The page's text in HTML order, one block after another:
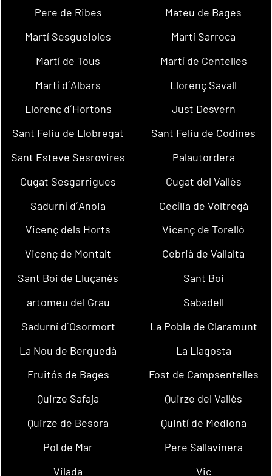
Pere de Ribes
Mateu de Bages
Martí Sesgueioles
Martí Sarroca
Martí de Tous
Martí de Centelles
Martí d´Albars
Llorenç Savall
Llorenç d´Hortons
Just Desvern
Sant Feliu de Llobregat
Sant Feliu de Codines
Sant Esteve Sesrovires
Palautordera
Cugat Sesgarrigues
Cugat del Vallès
Sadurní d´Anoia
Cecília de Voltregà
Vicenç dels Horts
Vicenç de Torelló
Vicenç de Montalt
Cebrià de Vallalta
Sant Boi de Lluçanès
Sant Boi
artomeu del Grau
Sabadell
Sadurní d´Osormort
La Pobla de Claramunt
La Nou de Berguedà
La Llagosta
Fruitós de Bages
Fost de Campsentelles
Quirze Safaja
Quirze del Vallès
Quirze de Besora
Quintí de Mediona
Pol de Mar
Pere Sallavinera
Vilada
Vic